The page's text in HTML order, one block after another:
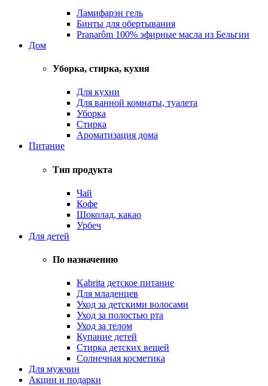
Ламифарэн гель
Бинты для обертывания
Pranarôm 100% эфирные масла из Бельгии
Дом
Уборка, стирка, кухня
Для кухни
Для ванной комнаты, туалета
Уборка
Стирка
Ароматизация дома
Питание
Тип продукта
Чай
Кофе
Шоколад, какао
Урбеч
Для детей
По назначению
Kabrita детское питание
Для младенцев
Уход за детскими волосами
Уход за полостью рта
Уход за телом
Купание детей
Стирка детских вещей
Солнечная косметика
Для мужчин
Акции и подарки